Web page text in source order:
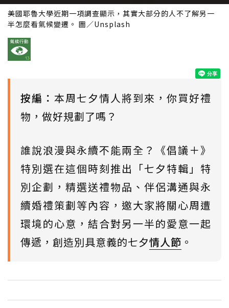
美國耶魯大學近期一項調查顯示，其實大部分的人不了解另一
半怎麼看氣候變遷。 圖／Unsplash
按編： 本周七夕情人將到來，你買好禮
物，做好規劃了嗎？
誰說浪漫與永續不能兩全？《倡議＋》
特別選在這個時刻推出「七夕特輯」特
別企劃，精選送禮物品、伴侶溝通與永
續婚禮策劃等內容，邀大家將關心周遭
環境的心意，結合對另一半的愛意一起
傳遞，創造別具意義的七夕情人節 。